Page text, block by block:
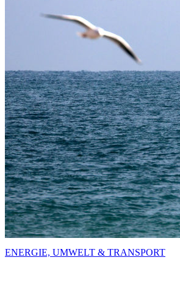
ENERGIE, UMWELT & TRANSPORT